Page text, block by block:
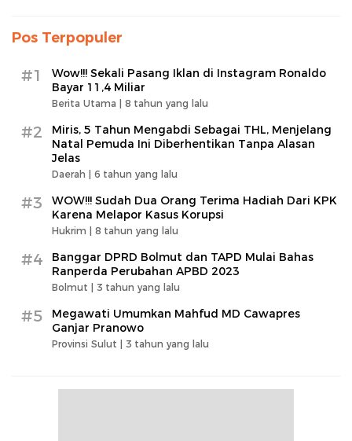
Pos Terpopuler
#1
Wow!!! Sekali Pasang Iklan di Instagram Ronaldo
Bayar 11,4 Miliar
Berita Utama | 8 tahun yang lalu
#2
Miris, 5 Tahun Mengabdi Sebagai THL, Menjelang
Natal Pemuda Ini Diberhentikan Tanpa Alasan
Jelas
Daerah | 6 tahun yang lalu
#3
WOW!!! Sudah Dua Orang Terima Hadiah Dari KPK
Karena Melapor Kasus Korupsi
Hukrim | 8 tahun yang lalu
#4
Banggar DPRD Bolmut dan TAPD Mulai Bahas
Ranperda Perubahan APBD 2023
Bolmut | 3 tahun yang lalu
#5
Megawati Umumkan Mahfud MD Cawapres
Ganjar Pranowo
Provinsi Sulut | 3 tahun yang lalu